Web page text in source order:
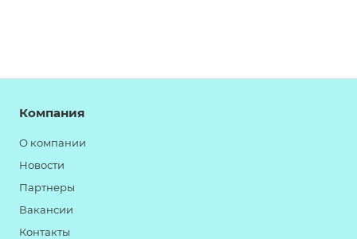
Компания
О компании
Новости
Партнеры
Вакансии
Контакты